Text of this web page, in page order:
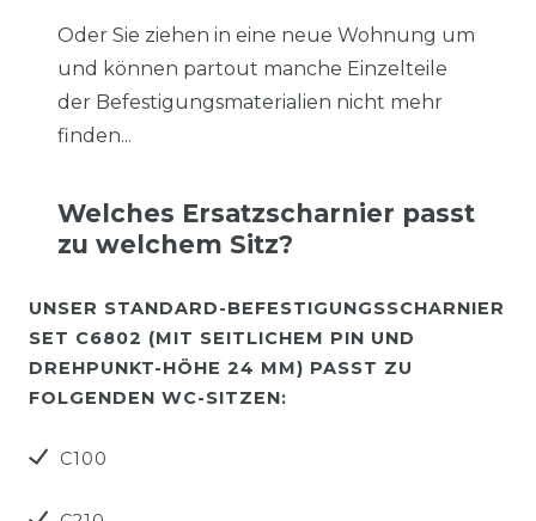
Oder Sie ziehen in eine neue Wohnung um
und können partout manche Einzelteile
der Befestigungsmaterialien nicht mehr
finden...
Welches Ersatzscharnier passt
zu welchem Sitz?
UNSER STANDARD-BEFESTIGUNGSSCHARNIER
SET C6802 (MIT SEITLICHEM PIN UND
DREHPUNKT-HÖHE 24 MM) PASST ZU
FOLGENDEN WC-SITZEN:
C100